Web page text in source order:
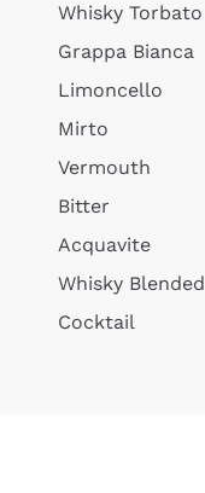
Whisky Torbato
Grappa Bianca
Limoncello
Mirto
Vermouth
Bitter
Acquavite
Whisky Blended
Cocktail